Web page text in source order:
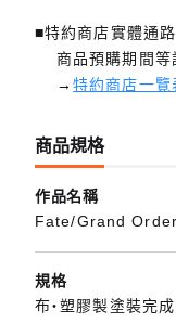
■特約商店實體通路
商品預購期間等
→特約商店一覽
商品規格
作品名稱
Fate/Grand Order
規格
布・塑膠製塗裝完